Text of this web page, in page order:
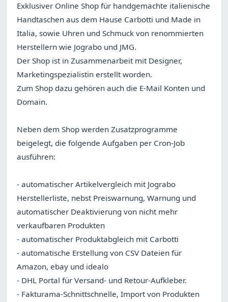
Exklusiver Online Shop für handgemachte italienische
Handtaschen aus dem Hause Carbotti und Made in
Italia, sowie Uhren und Schmuck von renommierten
Herstellern wie Jograbo und JMG.
Der Shop ist in Zusammenarbeit mit Designer,
Marketingspezialistin erstellt worden.
Zum Shop dazu gehören auch die E-Mail Konten und
Domain.
Neben dem Shop werden Zusatzprogramme
beigelegt, die folgende Aufgaben per Cron-Job
ausführen:
- automatischer Artikelvergleich mit Jograbo
Herstellerliste, nebst Preiswarnung, Warnung und
automatischer Deaktivierung von nicht mehr
verkaufbaren Produkten
- automatischer Produktabgleich mit Carbotti
- automatische Erstellung von CSV Dateien für
Amazon, ebay und idealo
- DHL Portal für Versand- und Retour-Aufkleber.
- Fakturama-Schnittschnelle, Import von Produkten